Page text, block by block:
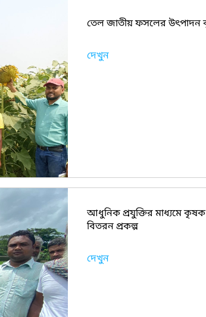
তেল জাতীয় ফসলের উৎপাদন
দেখুন
আধুনিক প্রযুক্তির মাধ্যমে
বিতরন প্রকল্প
দেখুন